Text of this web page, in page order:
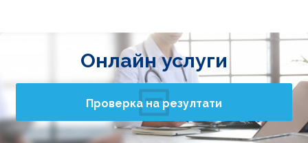
Онлайн услуги
Проверка на резултати